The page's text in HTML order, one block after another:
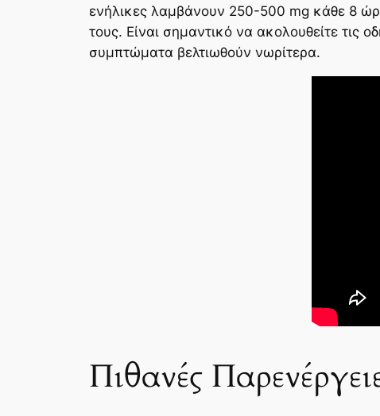
ενήλικες λαμβάνουν 250-500 mg κάθε 8
τους. Είναι σημαντικό να ακολουθείτε τις
συμπτώματα βελτιωθούν νωρίτερα.
Πιθανές